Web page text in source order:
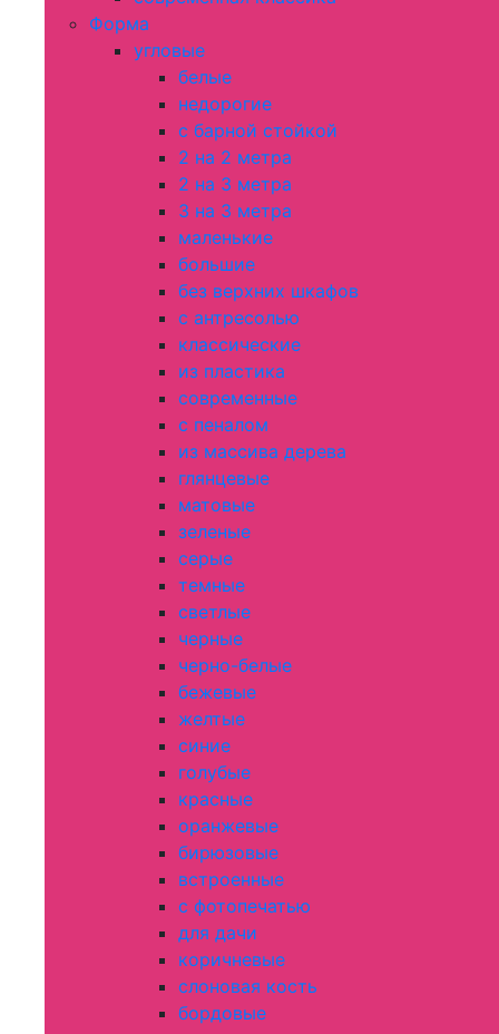
Форма
угловые
белые
недорогие
с барной стойкой
2 на 2 метра
2 на 3 метра
3 на 3 метра
маленькие
большие
без верхних шкафов
с антресолью
классические
из пластика
современные
с пеналом
из массива дерева
глянцевые
матовые
зеленые
серые
темные
светлые
черные
черно-белые
бежевые
желтые
синие
голубые
красные
оранжевые
бирюзовые
встроенные
с фотопечатью
для дачи
коричневые
слоновая кость
бордовые